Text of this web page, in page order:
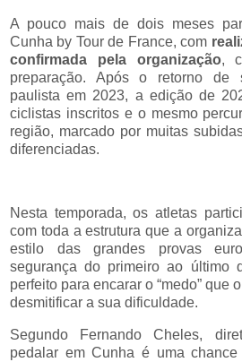
A pouco mais de dois meses
Cunha by Tour de France, com
confirmada pela organização,
preparação. Após o retorno de
paulista em 2023, a edição de
ciclistas inscritos e o mesmo
região, marcado por muitas
diferenciadas.
Nesta temporada, os atletas
com toda a estrutura que a
estilo das grandes provas
segurança do primeiro ao último
perfeito para encarar o “medo” que
desmitificar a sua dificuldade.
Segundo Fernando Cheles,
pedalar em Cunha é uma